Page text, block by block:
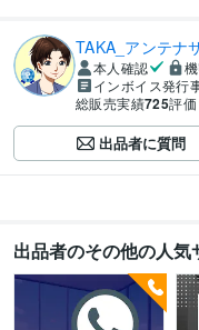
TAKA_アンテナ
本人確認
インボイス発行
総販売実績725評価
出品者に質問
出品者のその他の人気